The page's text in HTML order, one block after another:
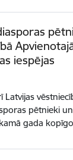
iespējas
Latvijas
pētnieki
gada